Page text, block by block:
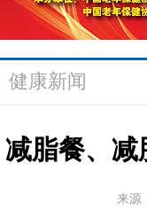
健康新闻
减脂餐、减
来源